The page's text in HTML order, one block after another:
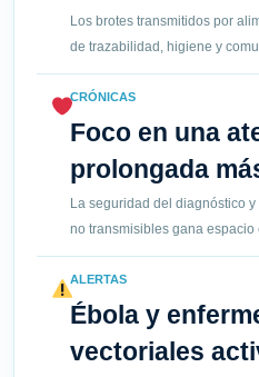
Los brotes transmitidos por
de trazabilidad, higiene y
CRÓNICAS
Foco en una
prolongada
La seguridad del diagnóstico
no transmisibles gana
ALERTAS
Ébola y
vectoriales